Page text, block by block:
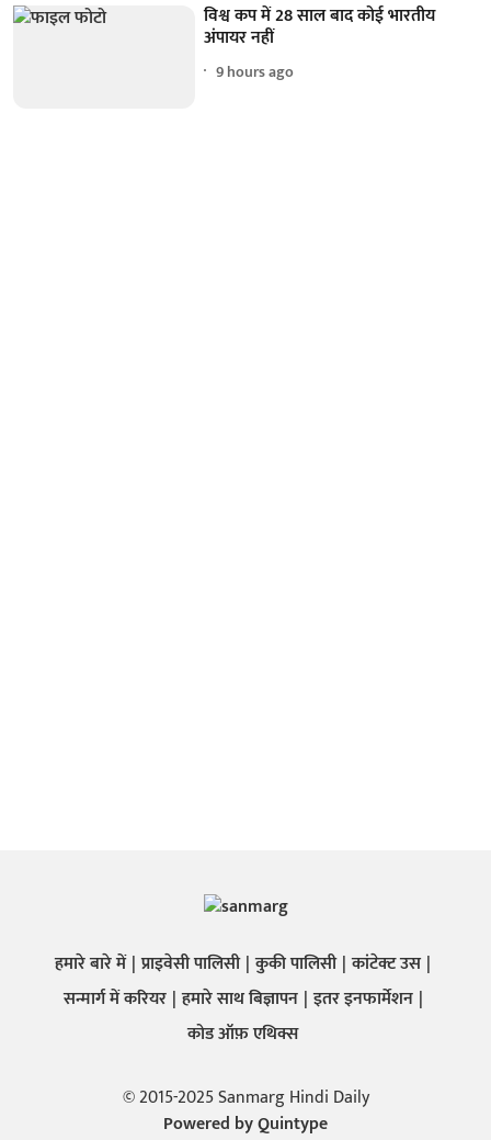
विश्व कप में 28 साल बाद कोई भारतीय
अंपायर नहीं
9 hours ago
हमारे बारे में प्राइवेसी पालिसी कुकी पालिसी कांटेक्ट उस
सन्मार्ग में करियर हमारे साथ बिज्ञापन इतर इनफार्मेशन
कोड ऑफ़ एथिक्स
© 2015-2025 Sanmarg Hindi Daily
Powered byQuintype